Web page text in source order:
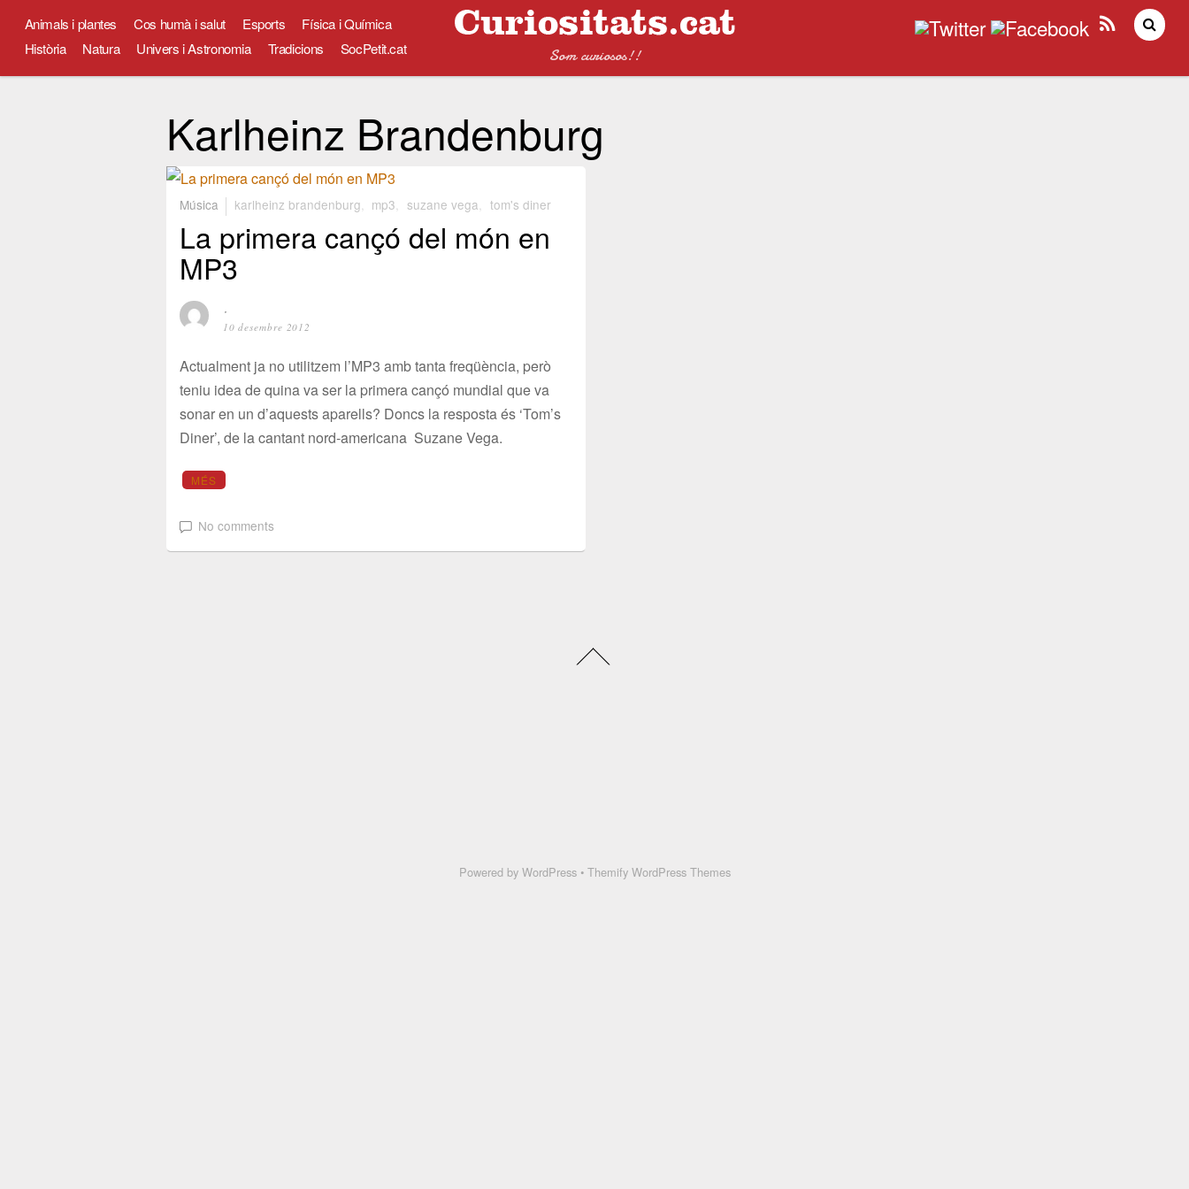
Som curiosos!!
Animals i plantes Cos humà i salut Esports
Física i Química
Història
Natura Univers i Astronomia Tradicions SocPetit.cat
Karlheinz Brandenburg
Música karlheinz brandenburg, mp3, suzane vega, tom's diner
La primera cançó del món en
MP3
⋅
10 desembre 2012
Actualment ja no utilitzem l’MP3 amb tanta freqüència, però
teniu idea de quina va ser la primera cançó mundial que va
sonar en un d’aquests aparells? Doncs la resposta és ‘Tom’s
Diner’, de la cantant nord-americana Suzane Vega.
MÉS
No comments
Powered by WordPress• Themify WordPress Themes